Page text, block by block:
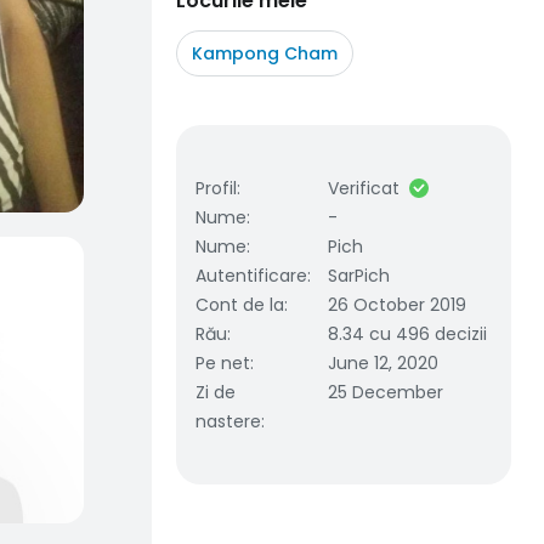
Kampong Cham
Profil:
Verificat
Nume:
-
Nume:
Pich
Autentificare:
SarPich
Cont de la:
26 October 2019
Rău:
8.34 cu 496 decizii
Pe net:
June 12, 2020
Zi de
nastere:
25 December